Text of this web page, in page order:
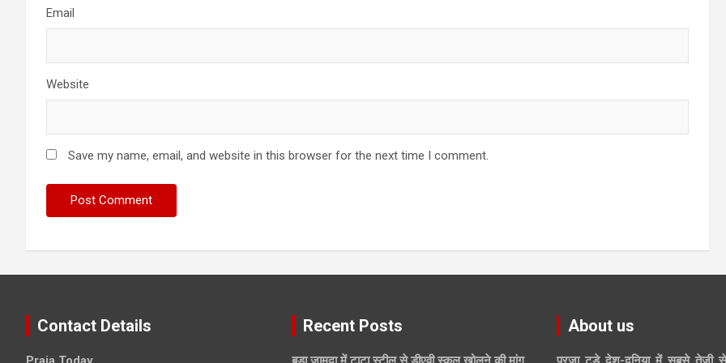
Email
Website
Save my name, email, and website in this browser for the next time I comment.
Contact Details Recent Posts About us